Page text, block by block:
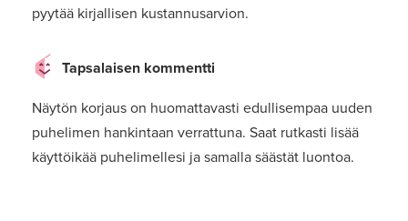
pyytää kirjallisen kustannusarvion.
Tapsalaisen kommentti
Näytön korjaus on huomattavasti edullisempaa uuden
puhelimen hankintaan verrattuna. Saat rutkasti lisää
käyttöikää puhelimellesi ja samalla säästät luontoa.